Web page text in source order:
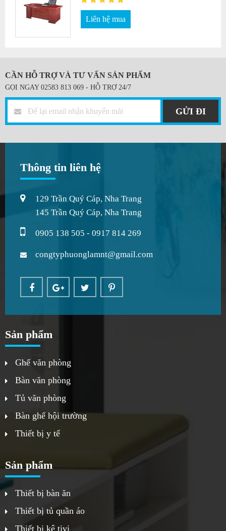
Liên hệ mua
CẦN HỖ TRỢ VÀ TƯ VẤN SẢN PHẨM
GỌI NGAY 02583 813 069 - HỖ TRỢ 24/7
GỬI ĐI
Thông tin liên hệ
129 Trần Quý Cáp, Nha Trang
145 Trần Quý Cáp, Nha Trang
0905 138 505 - 0917 814 269
congtyphuonglamnt@gmail.com
Sản phẩm
Ghế văn phòng
Bàn văn phòng
Tủ văn phòng
Bàn ghế hội trường
Thiết bị y tế
Sản phẩm
Thiết bị bàn ăn
Thiết bị tủ quần áo
Thiết bị kệ tivi